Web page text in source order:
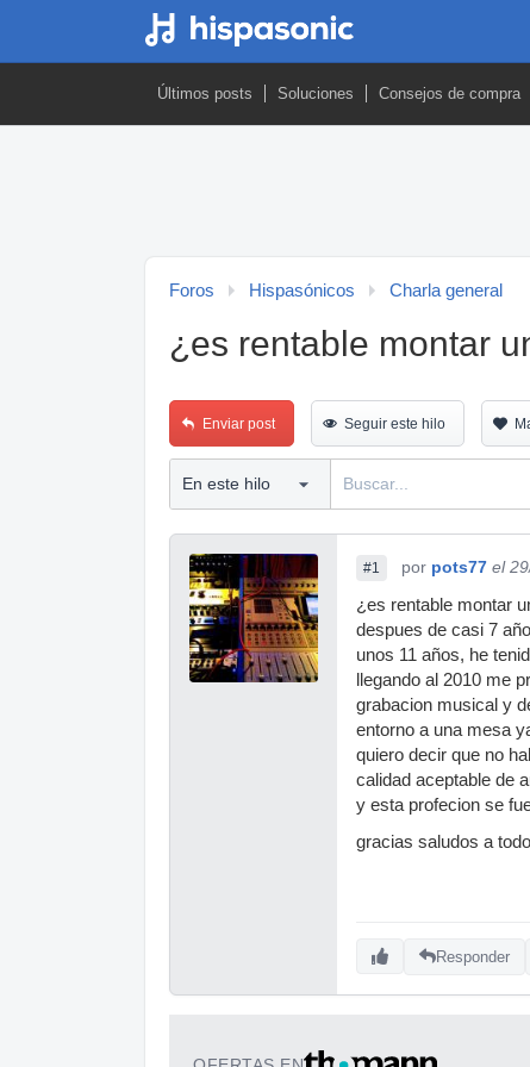
Últimos posts Soluciones Consejos de compra
Foros Hispasónicos Charla general
¿es rentable montar
Enviar post Seguir este hilo
#1 por pots77 el
¿es rentable montar
despues de casi 7
unos 11 años, he
llegando al 2010 me
grabacion musical y
entorno a una mesa
quiero decir que no
calidad aceptable de
y esta profecion se
gracias saludos a
Responder